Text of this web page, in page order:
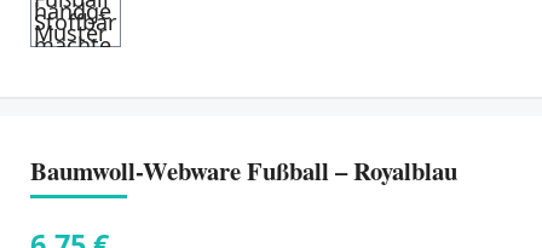
Baumwoll-Webware Fußball – Royalblau